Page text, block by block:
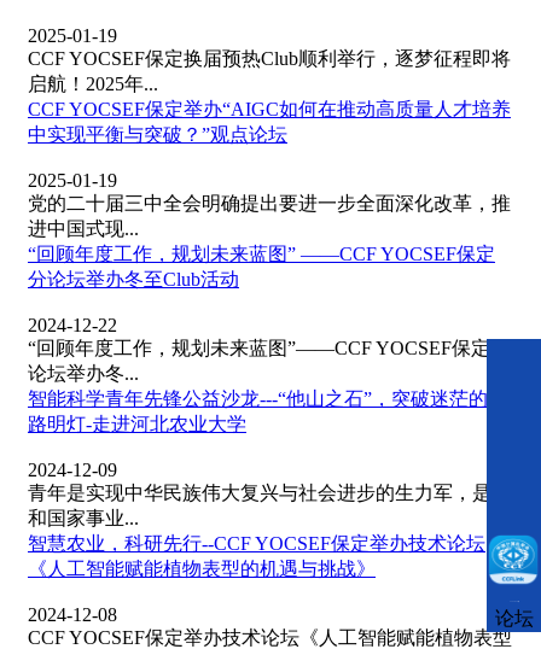
2025-01-19
CCF YOCSEF保定换届预热Club顺利举行，逐梦征程即将
启航！2025年...
CCF YOCSEF保定举办“AIGC如何在推动高质量人才培养
中实现平衡与突破？”观点论坛
2025-01-19
党的二十届三中全会明确提出要进一步全面深化改革，推
进中国式现...
“回顾年度工作，规划未来蓝图” ——CCF YOCSEF保定
分论坛举办冬至Club活动
2024-12-22
“回顾年度工作，规划未来蓝图”——CCF YOCSEF保定分
论坛举办冬...
智能科学青年先锋公益沙龙---“他山之石”，突破迷茫的指
路明灯-走进河北农业大学
2024-12-09
青年是实现中华民族伟大复兴与社会进步的生力军，是党
和国家事业...
智慧农业，科研先行--CCF YOCSEF保定举办技术论坛
《人工智能赋能植物表型的机遇与挑战》
2024-12-08
CCF YOCSEF保定举办技术论坛《人工智能赋能植物表型
论坛